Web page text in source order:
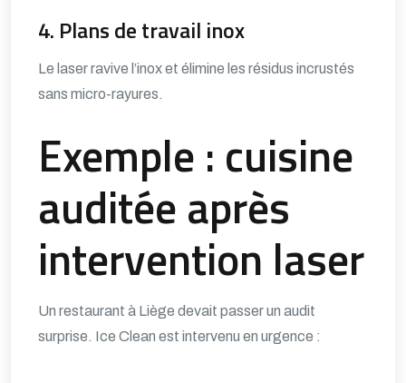
4. Plans de travail inox
Le laser ravive l’inox et élimine les résidus incrustés
sans micro-rayures.
Exemple : cuisine
auditée après
intervention laser
Un restaurant à Liège devait passer un audit
surprise. Ice Clean est intervenu en urgence :